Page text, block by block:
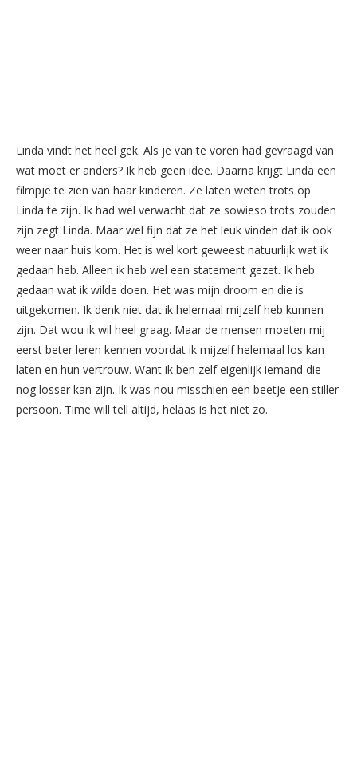
Linda vindt het heel gek. Als je van te voren had gevraagd van
wat moet er anders? Ik heb geen idee. Daarna krijgt Linda een
filmpje te zien van haar kinderen. Ze laten weten trots op
Linda te zijn. Ik had wel verwacht dat ze sowieso trots zouden
zijn zegt Linda. Maar wel fijn dat ze het leuk vinden dat ik ook
weer naar huis kom. Het is wel kort geweest natuurlijk wat ik
gedaan heb. Alleen ik heb wel een statement gezet. Ik heb
gedaan wat ik wilde doen. Het was mijn droom en die is
uitgekomen. Ik denk niet dat ik helemaal mijzelf heb kunnen
zijn. Dat wou ik wil heel graag. Maar de mensen moeten mij
eerst beter leren kennen voordat ik mijzelf helemaal los kan
laten en hun vertrouw. Want ik ben zelf eigenlijk iemand die
nog losser kan zijn. Ik was nou misschien een beetje een stiller
persoon. Time will tell altijd, helaas is het niet zo.